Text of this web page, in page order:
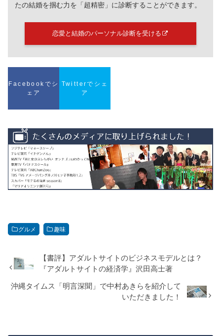
たの結婚を掴む力を「超精密」に診断することができます。
恋愛と結婚のパーソナル診断を受ける
Facebookでシ
ェア
Twitterでシェ
ア
グルメ 趣味
【書評】アダルトサイトのビジネスモデルとは？
『アダルトサイトの経済学』沢田高士著
沖縄タイムス「明言深聞」で中村あきらを紹介して
いただきました！